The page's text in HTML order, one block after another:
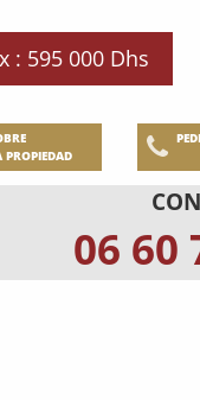
: 595 000 Dhs
PROPIEDAD
06 60